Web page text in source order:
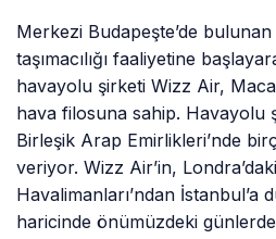
Merkezi Budapeşte’de
taşımacılığı faaliyetine
havayolu şirketi Wizz Air,
hava filosuna sahip. Havayolu
Birleşik Arap Emirlikleri’nde
veriyor. Wizz Air’in,
Havalimanları’ndan
haricinde önümüzdeki